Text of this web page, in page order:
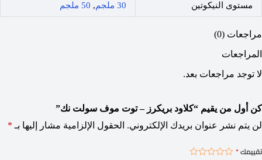
مستوى النيكوتين 30 ملجم , 50 ملجم
مراجعات (0)
المراجعات
لا توجد مراجعات بعد.
كن أول من يقيم “كلاود بريكرز – توت موف سولت نك”
لن يتم نشر عنوان بريدك الإلكتروني. الحقول الإلزامية مشار إليها بـ *
تقييمك*